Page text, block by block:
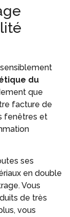
du
que
facture de
fenêtres et
ses
en double
Vous
de très
vous